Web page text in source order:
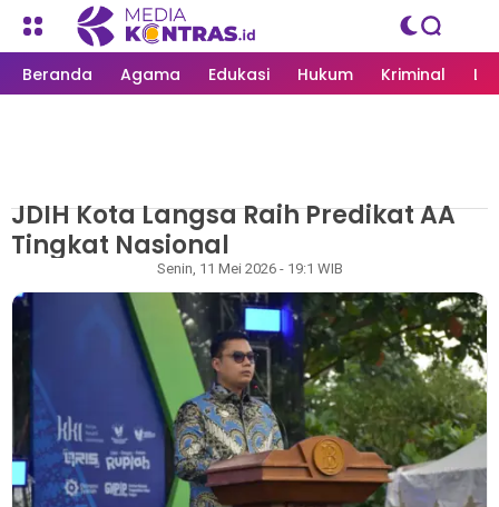
Beranda Agama Edukasi Hukum Kriminal
MEDIAKONTRAS.ID/ LANGSA
JDIH Kota Langsa Raih Predikat AA
Tingkat Nasional
Senin, 11 Mei 2026 - 19:1 WIB